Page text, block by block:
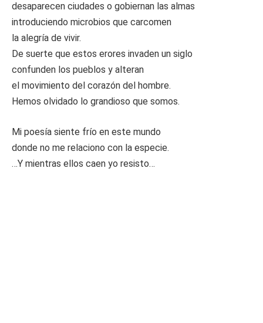
desaparecen ciudades o gobiernan las almas
introduciendo microbios que carcomen
la alegría de vivir.
De suerte que estos erores invaden un siglo
confunden los pueblos y alteran
el movimiento del corazón del hombre.
Hemos olvidado lo grandioso que somos.
Mi poesía siente frío en este mundo
donde no me relaciono con la especie.
…Y mientras ellos caen yo resisto…